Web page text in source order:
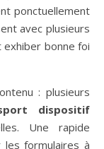
ponctuellement
avec plusieurs
bonne foi
: plusieurs
dispositif
Une rapide
formulaires à